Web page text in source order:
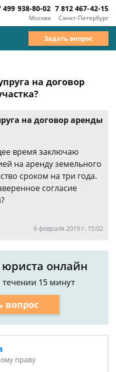
Москва
499 938-80-02
Санкт-Петербург
7 812 467-42-15
Задать вопрос
на договор
на договор аренды
время заключаю
на аренду земельного
сроком на три года.
согласие
6 февраля 2019 г. 15:02
онлайн
течении 15 минут
вопрос
праву